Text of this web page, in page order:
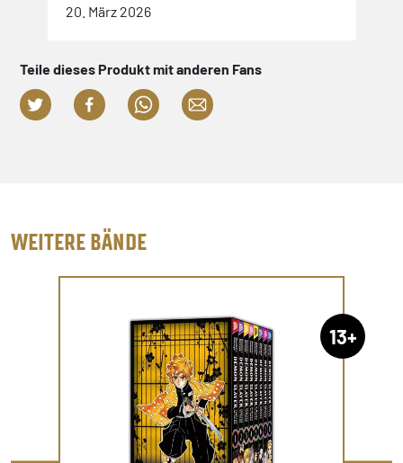
20. März 2026
Teile dieses Produkt mit anderen Fans
WEITERE BÄNDE
13+